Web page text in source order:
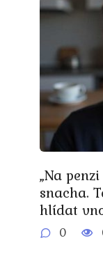
„Na
snacha.
hlídat
0